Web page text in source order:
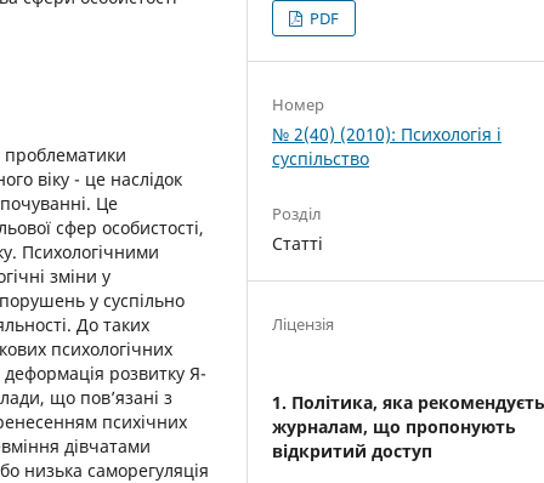
проблематики
віку - це наслідок
Це
сфер особистості,
Психологічними
зміни у
у суспільно
До таких
психологічних
розвитку Я-
що пов’язані з
психічних
дівчатами
низька саморегуляція
PDF
Номер
№ 2(40) (2010): Психологія і
суспільство
Розділ
Статті
Ліцензія
1. Політика, яка
журналам, що пропонують
відкритий доступ